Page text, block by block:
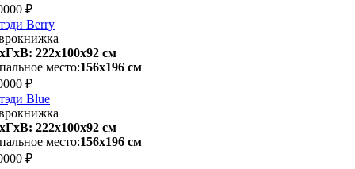
₽
Berry
222х100x92 см
место:156х196 см
₽
Blue
222х100x92 см
место:156х196 см
₽